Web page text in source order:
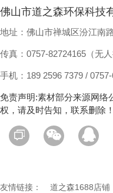
佛山市道之森环保科技
地址：佛山市禅城区汾江南
传真：0757-82724165（无人
手机：189 2596 7379 /
免责声明:素材部分来源网络
权，请及时告知，联系删除！
友情链接： 道之森1688店铺